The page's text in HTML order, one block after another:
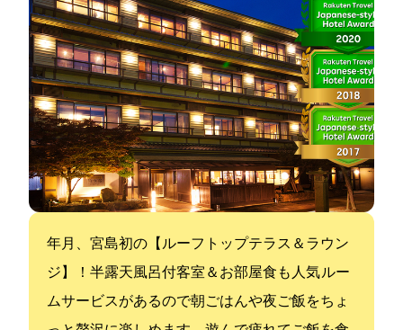
2022年7月、宮島初の【ルーフトップテラス＆ラウン
ジ】OPEN！半露天風呂付客室＆お部屋食も人気 ルー
ムサービスがあるので朝ごはんや夜ご飯をちょ